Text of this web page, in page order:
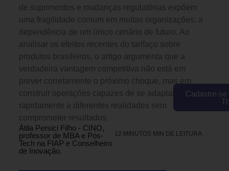
de suprimentos e mudanças regulatórias expõem
uma fragilidade comum em muitas organizações: a
dependência de um único cenário de futuro. Ao
analisar os efeitos recentes do tarifaço sobre
produtos brasileiros, o artigo argumenta que a
verdadeira vantagem competitiva não está em
prever corretamente o próximo choque, mas em
construir operações capazes de se adaptar
rapidamente a diferentes realidades sem
comprometer resultados.
Átila Persici Filho - CINO,
professor de MBA e Pós-
Tech na FIAP e Conselheiro
de Inovação.
12 MINUTOS MIN DE LEITURA
Cadastre-